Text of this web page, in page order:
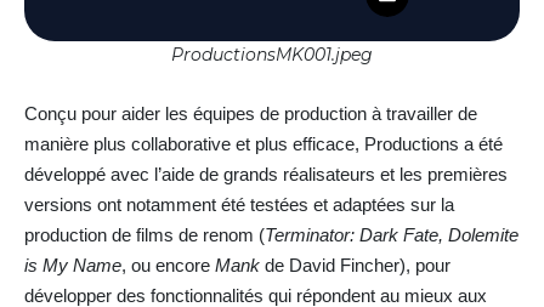
ProductionsMK001.jpeg
Conçu pour aider les équipes de production à travailler de
manière plus collaborative et plus efficace, Productions a été
développé avec l’aide de grands réalisateurs et les premières
versions ont notamment été testées et adaptées sur la
production de films de renom (Terminator: Dark Fate, Dolemite
is My Name, ou encore Mank de David Fincher), pour
développer des fonctionnalités qui répondent au mieux aux